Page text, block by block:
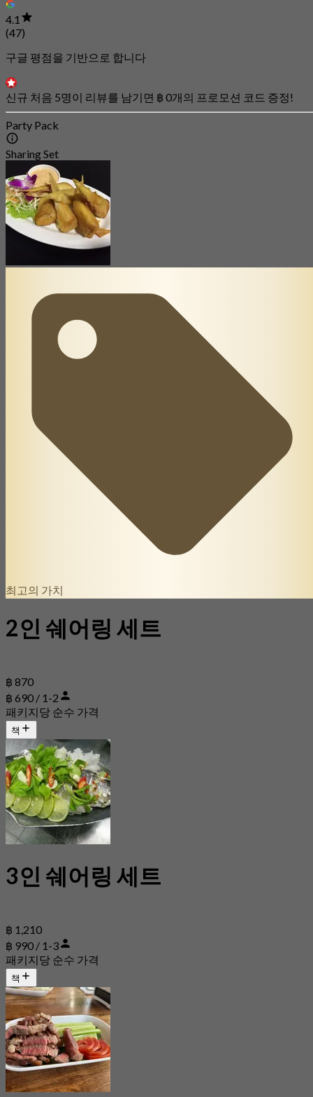
4.1
(47)
구글 평점을 기반으로 합니다
신규 처음 5명이 리뷰를 남기면 ฿ 0개의 프로모션 코드 증정!
Party Pack
Sharing Set
최고의 가치
2인 쉐어링 세트
฿ 870
฿ 690 / 1-2
패키지당 순수 가격
책
3인 쉐어링 세트
฿ 1,210
฿ 990 / 1-3
패키지당 순수 가격
책